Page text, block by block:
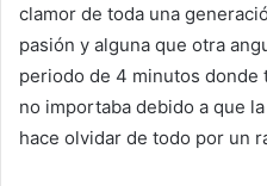
clamor de toda una
pasión y alguna que otra
periodo de 4 minutos donde
no importaba debido a que
hace olvidar de todo por un